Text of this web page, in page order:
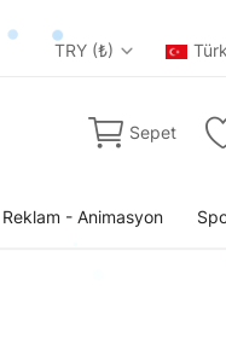
TRY (₺)
Sepet
Reklam - Animasyon